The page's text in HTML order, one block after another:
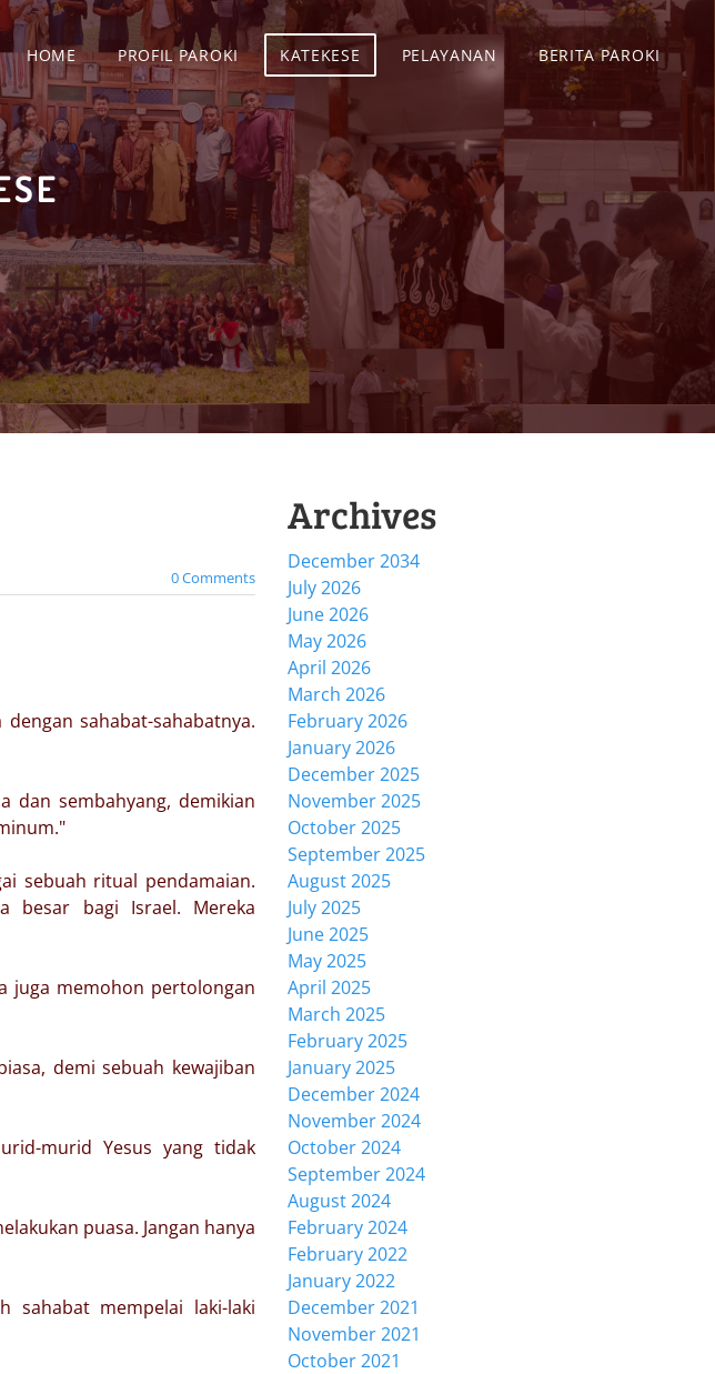
HOME PROFIL PAROKI KATEKESE PELAYANAN BERITA PAROKI
0 Comments
sahabat-sahabatnya.
dan sembahyang, demikian
sebuah ritual pendamaian.
besar bagi Israel. Mereka
juga memohon pertolongan
demi sebuah kewajiban
murid Yesus yang tidak
puasa. Jangan hanya
sahabat mempelai laki-laki
Archives
December 2034
July 2026
June 2026
May 2026
April 2026
March 2026
February 2026
January 2026
December 2025
November 2025
October 2025
September 2025
August 2025
July 2025
June 2025
May 2025
April 2025
March 2025
February 2025
January 2025
December 2024
November 2024
October 2024
September 2024
August 2024
February 2024
February 2022
January 2022
December 2021
November 2021
October 2021